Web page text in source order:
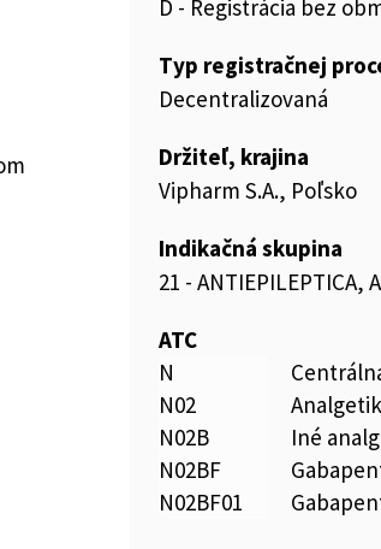
D - Registrácia bez
Typ registračnej
Decentralizovaná
Držiteľ, krajina
Vipharm S.A., Poľsko
Indikačná skupina
21 - ANTIEPILEPTICA,
ATC
N
N02
N02B
Iné
N02BF
N02BF01